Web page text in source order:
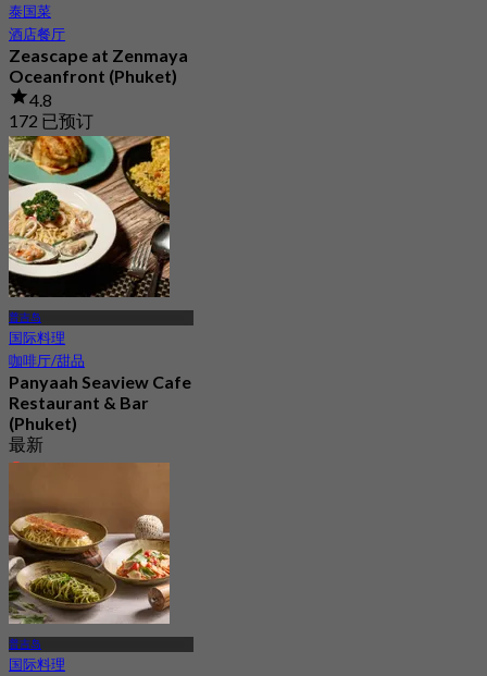
泰国菜
酒店餐厅
Zeascape at Zenmaya
Oceanfront (Phuket)
4.8
172 已预订
起฿ 425
普吉岛
国际料理
咖啡厅/甜品
Panyaah Seaview Cafe
Restaurant & Bar
(Phuket)
最新
4.3
普吉岛
国际料理